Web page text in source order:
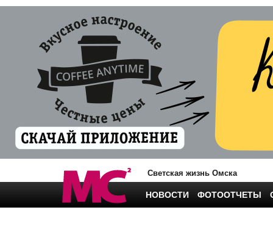
Светская жизнь Омска
НОВОСТИ ФОТООТЧЕТЫ